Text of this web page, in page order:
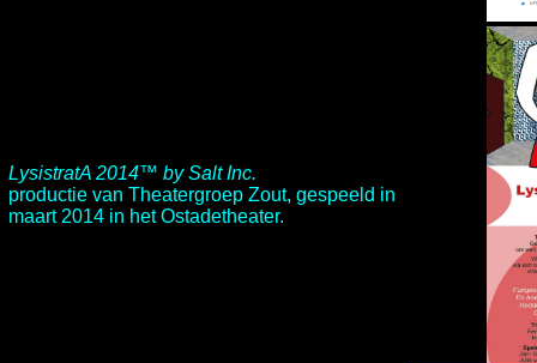
LysistratA 2014™ by Salt Inc.
productie van Theatergroep Zout, gespeeld in
maart 2014 in het Ostadetheater.